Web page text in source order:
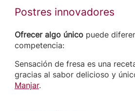
Postres innovadores
Ofrecer algo único puede
competencia:
Sensación de fresa es una
gracias al sabor delicioso y
Manjar.